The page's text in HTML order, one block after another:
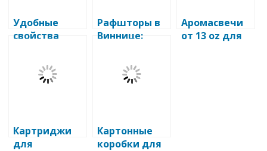
Удобные
свойства
Рафшторы в
Виннице:
выбор для
вашего окна
Аромасвечи
от 13 oz для
Картриджи
для
Картонные
коробки для